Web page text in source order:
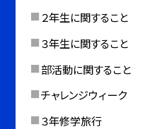
２年生に関すること
３年生に関すること
部活動に関すること
チャレンジウィーク
３年修学旅行